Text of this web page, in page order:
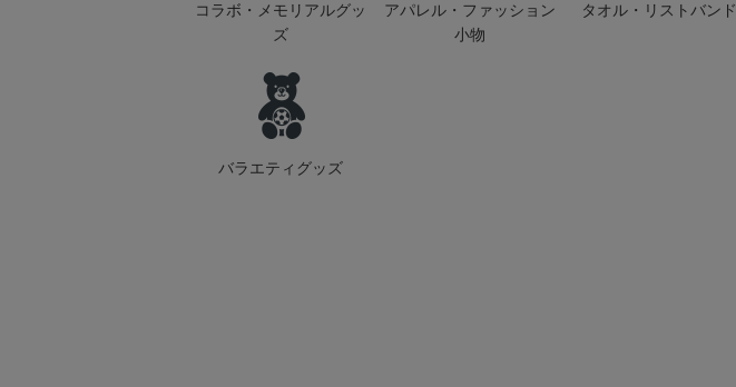
コラボ・メモリアルグッ
ズ
アパレル・ファッション
小物
タオル・リストバンド
バラエティグッズ